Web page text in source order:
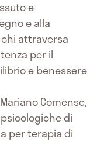
e
e alla
attraversa
per il
e benessere
Comense,
di
per terapia di